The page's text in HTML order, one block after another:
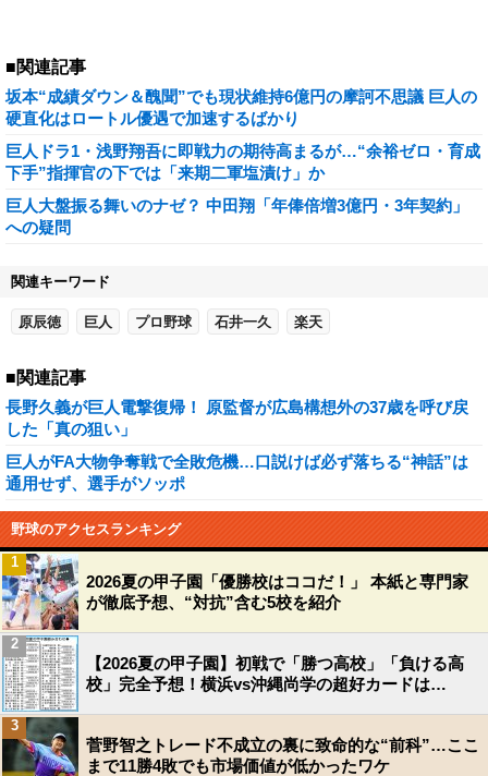
■関連記事
坂本“成績ダウン＆醜聞”でも現状維持6億円の摩訶不思議 巨人の
硬直化はロートル優遇で加速するばかり
巨人ドラ1・浅野翔吾に即戦力の期待高まるが…“余裕ゼロ・育成
下手”指揮官の下では「来期二軍塩漬け」か
巨人大盤振る舞いのナゼ？ 中田翔「年俸倍増3億円・3年契約」
への疑問
関連キーワード
原辰徳 巨人 プロ野球 石井一久 楽天
■関連記事
長野久義が巨人電撃復帰！ 原監督が広島構想外の37歳を呼び戻
した「真の狙い」
巨人がFA大物争奪戦で全敗危機…口説けば必ず落ちる“神話”は
通用せず、選手がソッポ
野球のアクセスランキング
2026夏の甲子園「優勝校はココだ！」 本紙と専門家
が徹底予想、“対抗”含む5校を紹介
1
【2026夏の甲子園】初戦で「勝つ高校」「負ける高
校」完全予想！横浜vs沖縄尚学の超好カードは…
2
菅野智之トレード不成立の裏に致命的な“前科”…ここ
まで11勝4敗でも市場価値が低かったワケ
3